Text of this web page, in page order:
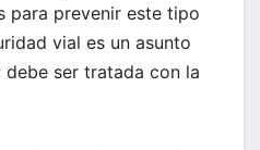
para prevenir este tipo
vial es un asunto
ser tratada con la